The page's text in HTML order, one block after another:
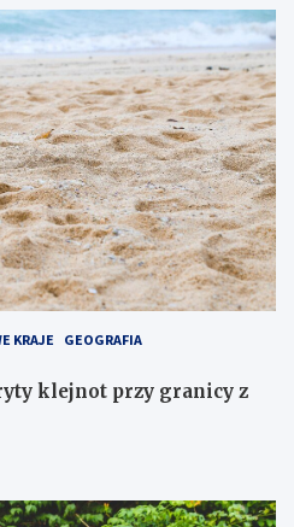
KRAJE
GEOGRAFIA
klejnot przy granicy z